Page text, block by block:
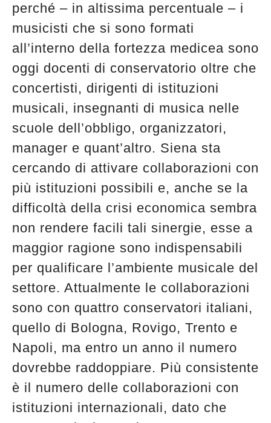
perché – in altissima percentuale – i
musicisti che si sono formati
all’interno della fortezza medicea sono
oggi docenti di conservatorio oltre che
concertisti, dirigenti di istituzioni
musicali, insegnanti di musica nelle
scuole dell’obbligo, organizzatori,
manager e quant’altro. Siena sta
cercando di attivare collaborazioni con
più istituzioni possibili e, anche se la
difficoltà della crisi economica sembra
non rendere facili tali sinergie, esse a
maggior ragione sono indispensabili
per qualificare l’ambiente musicale del
settore. Attualmente le collaborazioni
sono con quattro conservatori italiani,
quello di Bologna, Rovigo, Trento e
Napoli, ma entro un anno il numero
dovrebbe raddoppiare. Più consistente
è il numero delle collaborazioni con
istituzioni internazionali, dato che